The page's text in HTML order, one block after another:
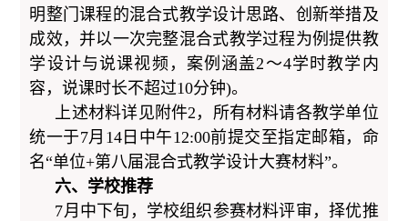
明整门课程的混合式教学设计思路、创新举措及
成效，并以一次完整混合式教学过程为例提供教
学设计与说课视频，案例涵盖2～4学时教学内
容，说课时长不超过10分钟)。
上述材料详见附件2，所有材料请各教学单位
统一于7月14日 中午12:00前提交至指定邮箱，命
名“单位+第八届混合式教学设计大赛材料”。
六、学校推荐
7月中下旬， 学校组织参赛材料评审，择优推